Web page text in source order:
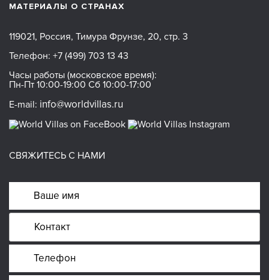
МАТЕРИАЛЫ О СТРАНАХ
119021, Россия, Тимура Фрунзе, 20, стр. 3
Телефон: +7 (499) 703 13 43
Часы работы (московское время):
Пн-Пт 10:00-19:00 Сб 10:00-17:00
E-mail: info@worldvillas.ru
СВЯЖИТЕСЬ С НАМИ